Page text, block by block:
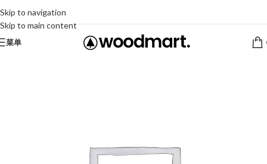
Skip to navigation
Skip to main content
菜单